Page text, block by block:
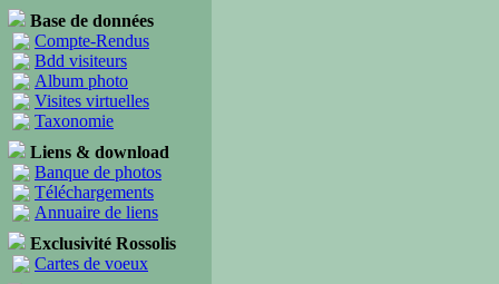
Base de données
Compte-Rendus
Bdd visiteurs
Album photo
Visites virtuelles
Taxonomie
Liens & download
Banque de photos
Téléchargements
Annuaire de liens
Exclusivité Rossolis
Cartes de voeux